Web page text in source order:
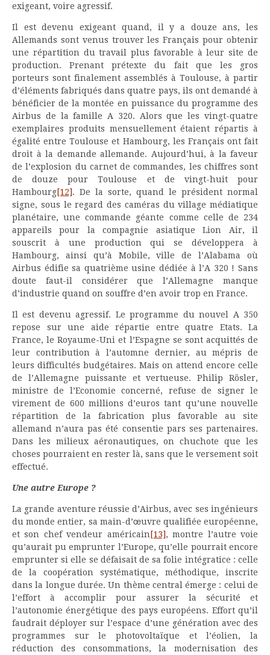
exigeant, voire agressif.
Il est devenu exigeant quand, il y a douze ans, les
Allemands sont venus trouver les Français pour obtenir
une répartition du travail plus favorable à leur site de
production. Prenant prétexte du fait que les gros
porteurs sont finalement assemblés à Toulouse, à partir
d’éléments fabriqués dans quatre pays, ils ont demandé à
bénéficier de la montée en puissance du programme des
Airbus de la famille A 320. Alors que les vingt-quatre
exemplaires produits mensuellement étaient répartis à
égalité entre Toulouse et Hambourg, les Français ont fait
droit à la demande allemande. Aujourd’hui, à la faveur
de l’explosion du carnet de commandes, les chiffres sont
de douze pour Toulouse et de vingt-huit pour
Hambourg[12]. De la sorte, quand le président normal
signe, sous le regard des caméras du village médiatique
planétaire, une commande géante comme celle de 234
appareils pour la compagnie asiatique Lion Air, il
souscrit à une production qui se développera à
Hambourg, ainsi qu’à Mobile, ville de l’Alabama où
Airbus édifie sa quatrième usine dédiée à l’A 320 ! Sans
doute faut-il considérer que l’Allemagne manque
d’industrie quand on souffre d’en avoir trop en France.
Il est devenu agressif. Le programme du nouvel A 350
repose sur une aide répartie entre quatre Etats. La
France, le Royaume-Uni et l’Espagne se sont acquittés de
leur contribution à l’automne dernier, au mépris de
leurs difficultés budgétaires. Mais on attend encore celle
de l’Allemagne puissante et vertueuse. Philip Rösler,
ministre de l’Economie concerné, refuse de signer le
virement de 600 millions d’euros tant qu’une nouvelle
répartition de la fabrication plus favorable au site
allemand n’aura pas été consentie pars ses partenaires.
Dans les milieux aéronautiques, on chuchote que les
choses pourraient en rester là, sans que le versement soit
effectué.
Une autre Europe ?
La grande aventure réussie d’Airbus, avec ses ingénieurs
du monde entier, sa main-d’œuvre qualifiée européenne,
et son chef vendeur américain [13], montre l’autre voie
qu’aurait pu emprunter l’Europe, qu’elle pourrait encore
emprunter si elle se défaisait de sa folie intégratice : celle
de la coopération systématique, méthodique, inscrite
dans la longue durée. Un thème central émerge : celui de
l’effort à accomplir pour assurer la sécurité et
l’autonomie énergétique des pays européens. Effort qu’il
faudrait déployer sur l’espace d’une génération avec des
programmes sur le photovoltaïque et l’éolien, la
réduction des consommations, la modernisation des